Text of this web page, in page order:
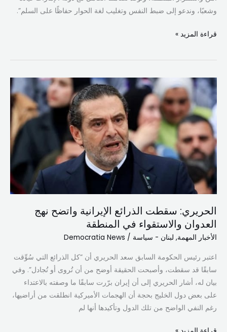
وشعبًا، وندعو إلى ضبط النفس وتغليب لغة الحوار حفاظًا على السلم”.
قراءة المزيد »
الحريري: سقطت الذرائع الإيرانية واتضح نهج
العدوان والاستقواء في المنطقة
الأخبار المهمة, لبنان - سياسة /
Democratia News
اعتبر رئيس الحكومة السابق سعد الحريري أن “كل الذرائع التي سُوِّقت
سابقًا قد سقطت، وأصبحت الحقيقة أوضح من أن تُروى أو تُجادل”. وفي
بيان له، أشار الحريري إلى أن إيران برّرت سابقًا ما وصفته بالاعتداء
على بعض دول الخليج بحجة أن الهجمات الأميركية انطلقت من أراضيها،
رغم النفي الواضح من تلك الدول وتأكيدها أنها لم
الحريري:
سقطت
الذرائع
الإيرانية
واتضح
نهج
العدوان
والاستقواء
في
المنطقة